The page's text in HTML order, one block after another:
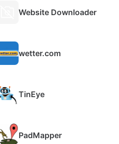
Website Downloader
wetter.com
TinEye
PadMapper